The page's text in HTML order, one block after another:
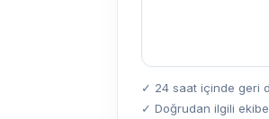
✓ 24 saat içinde geri
✓ Doğrudan ilgili